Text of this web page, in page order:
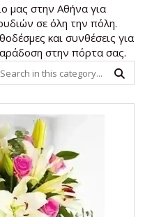
μας στην Αθήνα για
σε όλη την πόλη.
και συνθέσεις για
στην πόρτα σας.